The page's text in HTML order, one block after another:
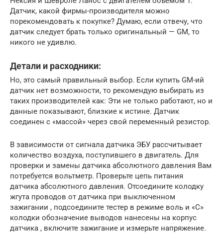
Датчик, какой фирмы-производителя можно
порекомендовать к покупке? Думаю, если отвечу, что
датчик следует брать только оригинальный — GM, то
никого не удивлю.
Детали и расходники:
Но, это самый правильный выбор. Если купить GM-ий
датчик нет возможности, то рекомендую выбирать из
таких производителей как: Эти не только работают, но и
данные показывают, близкие к истине. Датчик
соединен с «массой» через свой переменный резистор.
В зависимости от сигнала датчика ЭБУ рассчитывает
количество воздуха, поступившего в двигатель. Для
проверки и замены датчика абсолютного давления Вам
потребуется вольтметр. Проверьте цепь питания
датчика абсолютного давления. Отсоедините колодку
жгута проводов от датчика при выключенном
зажигании , подсоедините тестер в режиме воль и «С»
колодки обозначение выводов нанесены на корпус
датчика , включите зажигание и измерьте напряжение.